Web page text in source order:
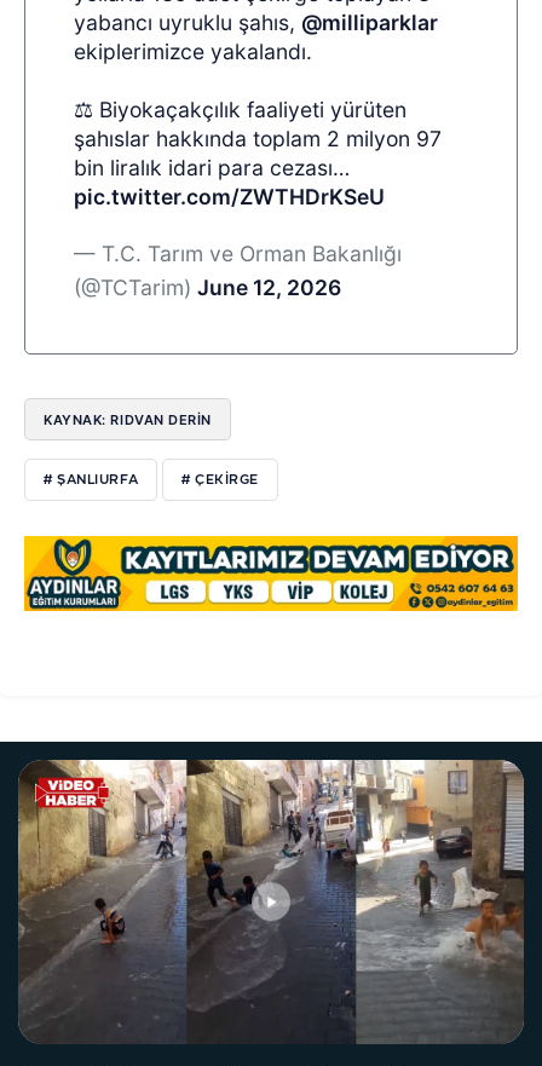
yabancı uyruklu şahıs, @milliparklar
ekiplerimizce yakalandı.
⚖️ Biyokaçakçılık faaliyeti yürüten
şahıslar hakkında toplam 2 milyon 97
bin liralık idari para cezası…
pic.twitter.com/ZWTHDrKSeU
— T.C. Tarım ve Orman Bakanlığı
(@TCTarim) June 12, 2026
KAYNAK: RIDVAN DERİN
# ŞANLIURFA # ÇEKIRGE